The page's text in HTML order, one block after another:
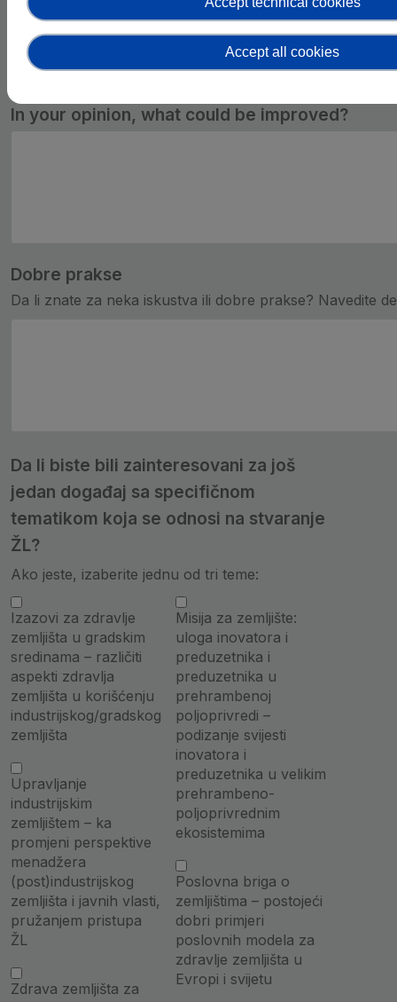
angažujem u uspostavljanju
živuće laboratorije
Ostalo…
In your opinion, what could be improved?
Dobre prakse
Da li znate za neka iskustva ili dobre prakse? Navedite
Da li biste bili zainteresovani za još
jedan događaj sa specifičnom
tematikom koja se odnosi na stvaranje
ŽL?
Ako jeste, izaberite jednu od tri teme:
Izazovi za zdravlje
zemljišta u gradskim
sredinama – različiti
aspekti zdravlja
zemljišta u korišćenju
industrijskog/gradskog
zemljišta
Upravljanje
industrijskim
zemljištem – ka
promjeni perspektive
menadžera
(post)industrijskog
zemljišta i javnih vlasti,
pružanjem pristupa
ŽL
Zdrava zemljišta za
Misija za zemljište:
uloga inovatora i
preduzetnika i
preduzetnika u
prehrambenoj
poljoprivredi –
podizanje svijesti
inovatora i
preduzetnika u velikim
prehrambeno-
poljoprivrednim
ekosistemima
Poslovna briga o
zemljištima – postojeći
dobri primjeri
poslovnih modela za
zdravlje zemljišta u
Evropi i svijetu
Accept all cookies